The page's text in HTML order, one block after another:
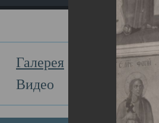
Галерея
Видео